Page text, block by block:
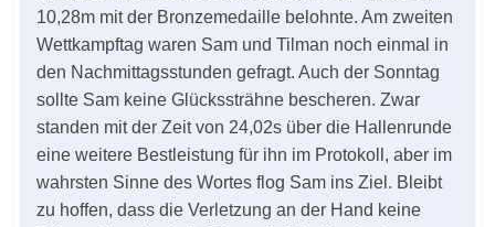
10,28m mit der Bronzemedaille belohnte. Am zweiten
Wettkampftag waren Sam und Tilman noch einmal in
den Nachmittagsstunden gefragt. Auch der Sonntag
sollte Sam keine Glückssträhne bescheren. Zwar
standen mit der Zeit von 24,02s über die Hallenrunde
eine weitere Bestleistung für ihn im Protokoll, aber im
wahrsten Sinne des Wortes flog Sam ins Ziel. Bleibt
zu hoffen, dass die Verletzung an der Hand keine